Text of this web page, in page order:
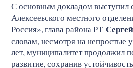
С основным докладом выступил
Алексеевского местного
Россия», глава района РТ
словам, несмотря на непростые
лет, муниципалитет продолжил
развитие, сохранив